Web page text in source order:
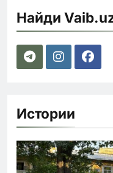
Найди
Истории